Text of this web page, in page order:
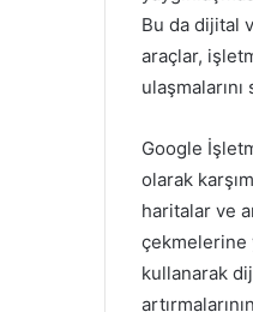
Bu da dijital
araçlar,
ulaşmalarını
Google
olarak
haritalar ve
çekmelerine
kullanarak